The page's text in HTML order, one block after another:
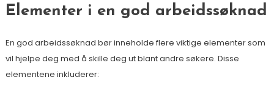
Elementer i en god arbeidssøknad
En god arbeidssøknad bør inneholde flere viktige elementer som
vil hjelpe deg med å skille deg ut blant andre søkere. Disse
elementene inkluderer: